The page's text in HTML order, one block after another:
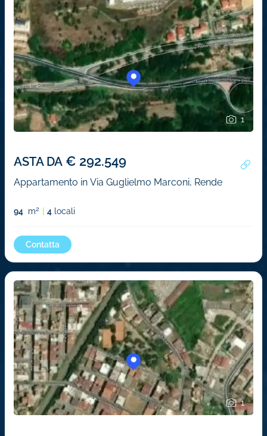
1
ASTA DA € 292.549
Appartamento in Via Guglielmo Marconi, Rende
94 m2 4 locali
Contatta
1